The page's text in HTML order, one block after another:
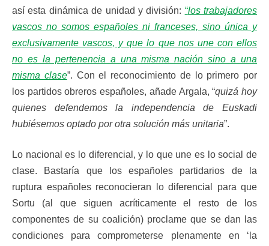
así esta dinámica de unidad y división: “los trabajadores
vascos no somos españoles ni franceses, sino única y
exclusivamente vascos, y que lo que nos une con ellos
no es la pertenencia a una misma nación sino a una
misma clase”. Con el reconocimiento de lo primero por
los partidos obreros españoles, añade Argala, “quizá hoy
quienes defendemos la independencia de Euskadi
hubiésemos optado por otra solución más unitaria”.
Lo nacional es lo diferencial, y lo que une es lo social de
clase. Bastaría que los españoles partidarios de la
ruptura españoles reconocieran lo diferencial para que
Sortu (al que siguen acríticamente el resto de los
componentes de su coalición) proclame que se dan las
condiciones para comprometerse plenamente en ‘la